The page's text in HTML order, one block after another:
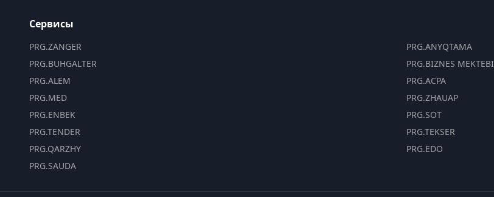
Сервисы
PRG.ZANGER
PRG.BUHGALTER
PRG.ALEM
PRG.MED
PRG.ENBEK
PRG.TENDER
PRG.QARZHY
PRG.SAUDA
PRG.ANYQTAMA
PRG.BIZNES MEKTEBI
PRG.ACPA
PRG.ZHAUAP
PRG.SOT
PRG.TEKSER
PRG.EDO